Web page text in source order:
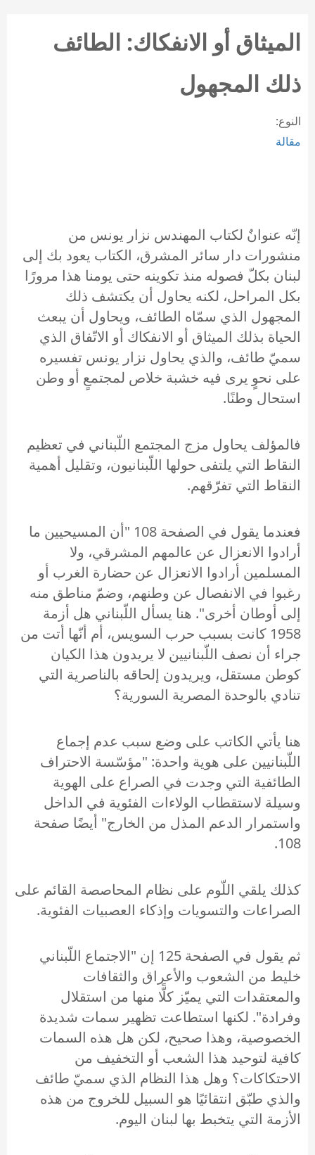
الميثاق أو الانفكاك: الطائف
ذلك المجهول
النوع:
مقالة
إنّه عنوانٌ لكتاب المهندس نزار يونس من
منشورات دار سائر المشرق، الكتاب يعود بك إلى
لبنان بكلّ فصوله منذ تكوينه حتى يومنا هذا مرورًا
بكل المراحل، لكنه يحاول أن يكتشف ذلك
المجهول الذي سمّاه الطائف، ويحاول أن يبعث
الحياة بذلك الميثاق أو الانفكاك أو الاتّفاق الذي
سميّ طائف، والذي يحاول نزار يونس تفسيره
على نحوٍ يرى فيه خشبة خلاص لمجتمعٍ أو وطن
استحال وطنًا.
فالمؤلف يحاول مزج المجتمع اللّبناني في تعظيم
النقاط التي يلتفى حولها اللّبنانيون، وتقليل أهمية
النقاط التي تفرّقهم.
فعندما يقول في الصفحة 108 "أن المسيحيين ما
أرادوا الانعزال عن عالمهم المشرقي، ولا
المسلمين أرادوا الانعزال عن حضارة الغرب أو
رغبوا في الانفصال عن وطنهم، وضمّ مناطق منه
إلى أوطان أخرى". هنا يسأل اللّبناني هل أزمة
1958 كانت بسبب حرب السويس، أم أنّها أتت من
جراء أن نصف اللّبنانيين لا يريدون هذا الكيان
كوطن مستقل، ويريدون إلحاقه بالناصرية التي
تنادي بالوحدة المصرية السورية؟
هنا يأتي الكاتب على وضع سبب عدم إجماع
اللّبنانيين على هوية واحدة: "مؤسّسة الاحتراف
الطائفية التي وجدت في الصراع على الهوية
وسيلة لاستقطاب الولاءات الفئوية في الداخل
واستمرار الدعم المذل من الخارج" أيضًا صفحة
108.
كذلك يلقي اللّوم على نظام المحاصصة القائم على
الصراعات والتسويات وإذكاء العصبيات الفئوية.
ثم يقول في الصفحة 125 إن "الاجتماع اللّبناني
خليط من الشعوب والأعراق والثقافات
والمعتقدات التي يميّز كلًّا منها من استقلال
وفرادة". لكنها استطاعت تظهير سمات شديدة
الخصوصية، وهذا صحيح، لكن هل هذه السمات
كافية لتوحيد هذا الشعب أو التخفيف من
الاحتكاكات؟ وهل هذا النظام الذي سميّ طائف
والذي طبّق انتقائيًا هو السبيل للخروج من هذه
الأزمة التي يتخبط بها لبنان اليوم.